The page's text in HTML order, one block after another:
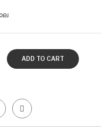
ADD TO CART